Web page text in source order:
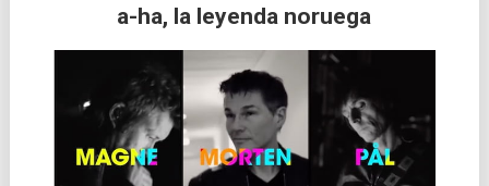
a-ha, la leyenda noruega